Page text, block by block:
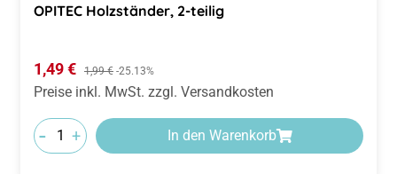
OPITEC Holzständer, 2-teilig
Verkaufspreis:
1,49 € Regulärer Preis:
1,99 € -25.13%
Preise inkl. MwSt. zzgl. Versandkosten
- + In den Warenkorb